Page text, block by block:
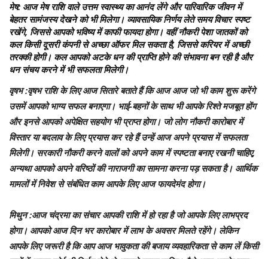
मेष: आज मेष राशि वाले उत्तम स्वास्थ्य का आनंद लेंगे और पारिवारिक जीवन में
बेहतर सामंजस्य देखने को भी मिलेगा। व्यावसायिक निर्णय लेते समय विचार स्पष्ट
रखेंगे, जिससे आपको भविष्य में काफी फायदा होगा। वहीं नौकरी पेशा जातकों को
कल किसी दूसरी कंपनी से अच्छा ऑफर मिल सकता है, जिससे करियर में अच्छी
तरक्की होगी। कल आपको अटके धन की प्राप्ति होने की संभावना बन रही है और
धन संचय करने में भी सफलता मिलेगी।
वृषभ:वृषभ राशि के लिए आज सितारे बताते हैं कि आज आज जो भी काम शुरू करेंगे
उसमें आपको भाग्य सफल बनाएगा। भाई-बहनों के साथ भी आपके रिश्ते मजबूत होंग
और इनसे आपको अपेक्षित सहयोग भी प्राप्त होगा। जो लोग नौकरी कारोबार में
विस्तार या बदलाव के लिए प्रयास कर रहे हैं उन्हें आज अपने प्रयास में सफलता
मिलेगी। सरकारी नौकरी करने वालों को अपने काम में स्पष्टता बनाए रखनी चाहिए,
अन्यथा आपको अपने वरिष्ठों की नाराजगी का सामना करना पड़ सकता है। आर्थिक
मामलों में निवेश से संबंधित काम आपके लिए आज फायदेमंद होगा।
मिथुन:आज चंद्रमा का संचार आपकी राशि में हो रहा है जो आपके लिए लाभप्रद
होगा। आपको आज दिन भर कारोबार में लाभ के अवसर मिलते रहेंगे। लेकिन
आपके लिए जरूरी है कि आप आज भावुकता की बजाय व्यवहारिकता से काम लें किसी